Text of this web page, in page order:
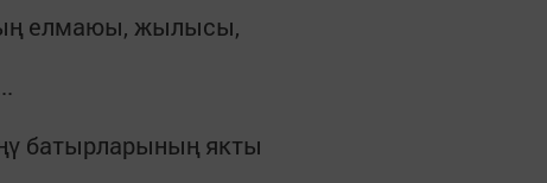
елмаюы, жылысы,
батырларының якты